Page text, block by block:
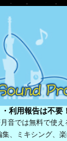
・利用報告は不
音では無料で使え
、ミキシング、